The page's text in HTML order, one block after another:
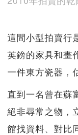
這間小型拍賣行
英鎊的家具和畫
一件東方瓷器，
直到一名曾在蘇
絕非尋常之物，
館找資料、對